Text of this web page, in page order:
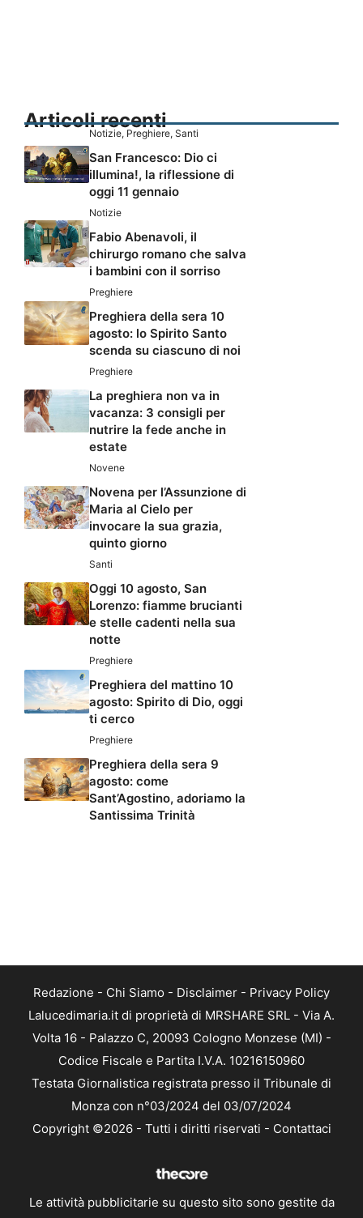
Articoli recenti
Notizie, Preghiere, Santi
San Francesco: Dio ci
illumina!, la riflessione di
oggi 11 gennaio
Notizie
Fabio Abenavoli, il
chirurgo romano che salva
i bambini con il sorriso
Preghiere
Preghiera della sera 10
agosto: lo Spirito Santo
scenda su ciascuno di noi
Preghiere
La preghiera non va in
vacanza: 3 consigli per
nutrire la fede anche in
estate
Novene
Novena per l’Assunzione di
Maria al Cielo per
invocare la sua grazia,
quinto giorno
Santi
Oggi 10 agosto, San
Lorenzo: fiamme brucianti
e stelle cadenti nella sua
notte
Preghiere
Preghiera del mattino 10
agosto: Spirito di Dio, oggi
ti cerco
Preghiere
Preghiera della sera 9
agosto: come
Sant’Agostino, adoriamo la
Santissima Trinità
Redazione - Chi Siamo - Disclaimer - Privacy Policy
Lalucedimaria.it di proprietà di MRSHARE SRL - Via A.
Volta 16 - Palazzo C, 20093 Cologno Monzese (MI) -
Codice Fiscale e Partita I.V.A. 10216150960
Testata Giornalistica registrata presso il Tribunale di
Monza con n°03/2024 del 03/07/2024
Copyright ©2026 - Tutti i diritti riservati - Contattaci
Le attività pubblicitarie su questo sito sono gestite da